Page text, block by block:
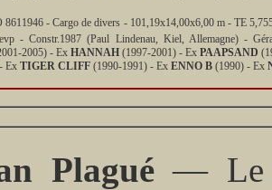
- Cargo de divers - 101,19x14,00x6,00 m - TE
- Constr.1987 (Paul Lindenau, Kiel, Allemagne) -
2005) - ExHANNAH (1997-2001) - ExPAAPSAND
Ex TIGER CLIFF (1990-1991) - Ex ENNO B (1990) - Ex
Plagué— Le